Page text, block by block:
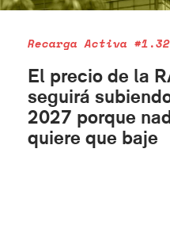
Recarga Activa
El precio de la
seguirá
2027 porque
quiere que baje